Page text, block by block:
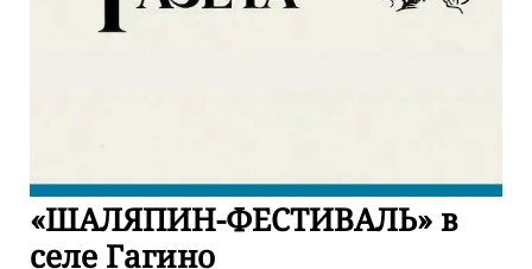
«ШАЛЯПИН-ФЕСТИВАЛЬ» в
селе Гагино